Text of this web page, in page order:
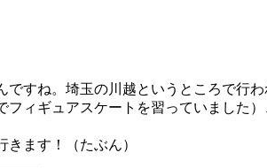
すね。埼玉の川越というところで行
ィギュアスケートを習っていました
ます！（たぶん）